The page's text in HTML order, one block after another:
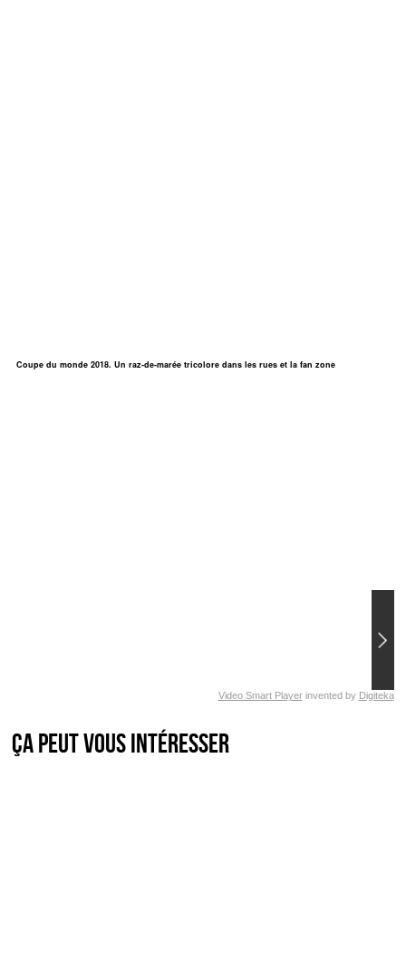
Coupe du monde 2018. Un raz-de-marée tricolore dans les rues et la fan zone
Video Smart Playerinvented by Digiteka
Ça peut vous intéresser